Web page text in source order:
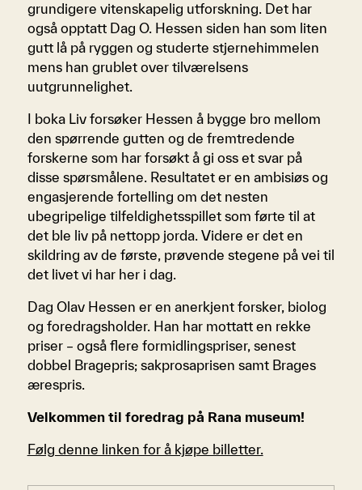
grundigere vitenskapelig utforskning. Det har
også opptatt Dag O. Hessen siden han som liten
gutt lå på ryggen og studerte stjernehimmelen
mens han grublet over tilværelsens
uutgrunnelighet.
I boka Liv forsøker Hessen å bygge bro mellom
den spørrende gutten og de fremtredende
forskerne som har forsøkt å gi oss et svar på
disse spørsmålene. Resultatet er en ambisiøs og
engasjerende fortelling om det nesten
ubegripelige tilfeldighetsspillet som førte til at
det ble liv på nettopp jorda. Videre er det en
skildring av de første, prøvende stegene på vei til
det livet vi har her i dag.
Dag Olav Hessen er en anerkjent forsker, biolog
og foredragsholder. Han har mottatt en rekke
priser – også flere formidlingspriser, senest
dobbel Bragepris; sakprosaprisen samt Brages
ærespris.
Velkommen til foredrag på Rana museum!
Følg denne linken for å kjøpe billetter.